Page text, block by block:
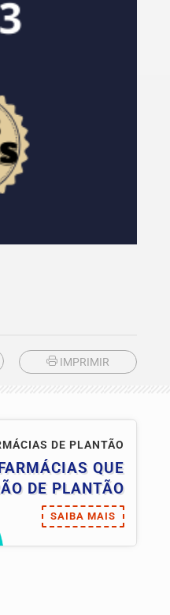
IMPRIMIR
DE PLANTÃO
QUE
DE PLANTÃO
SAIBA MAIS